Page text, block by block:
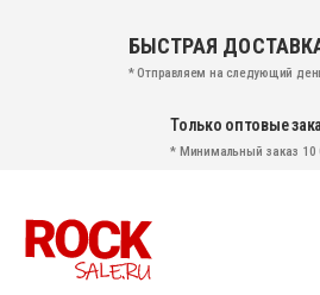
БЫСТРАЯ
* Отправляем на следующий
Только оптовые
* Минимальный заказ 10